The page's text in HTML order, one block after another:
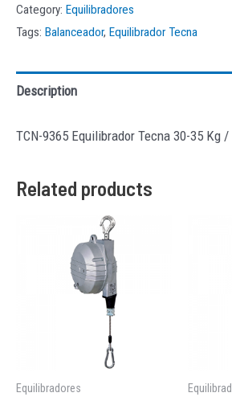
Category: Equilibradores
Tags: Balanceador, Equilibrador Tecna
Description
TCN-9365 Equilibrador Tecna 30-35 Kg
Related products
Equilibradores